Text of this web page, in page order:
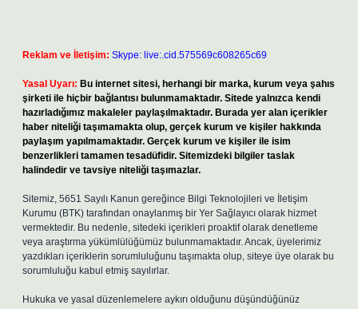
Reklam ve İletişim: Skype: live:.cid.575569c608265c69
Yasal Uyarı: Bu internet sitesi, herhangi bir marka, kurum veya şahıs
şirketi ile hiçbir bağlantısı bulunmamaktadır. Sitede yalnızca kendi
hazırladığımız makaleler paylaşılmaktadır. Burada yer alan içerikler
haber niteliği taşımamakta olup, gerçek kurum ve kişiler hakkında
paylaşım yapılmamaktadır. Gerçek kurum ve kişiler ile isim
benzerlikleri tamamen tesadüfidir. Sitemizdeki bilgiler taslak
halindedir ve tavsiye niteliği taşımazlar.
Sitemiz, 5651 Sayılı Kanun gereğince Bilgi Teknolojileri ve İletişim
Kurumu (BTK) tarafından onaylanmış bir Yer Sağlayıcı olarak hizmet
vermektedir. Bu nedenle, sitedeki içerikleri proaktif olarak denetleme
veya araştırma yükümlülüğümüz bulunmamaktadır. Ancak, üyelerimiz
yazdıkları içeriklerin sorumluluğunu taşımakta olup, siteye üye olarak bu
sorumluluğu kabul etmiş sayılırlar.
Hukuka ve yasal düzenlemelere aykırı olduğunu düşündüğünüz